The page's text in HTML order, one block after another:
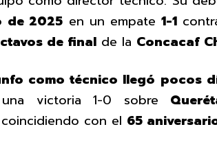
de 2025 en un empate 1-1
de final de la Concacaf
como técnico llegó pocos
victoria 1-0 sobre
con el 65